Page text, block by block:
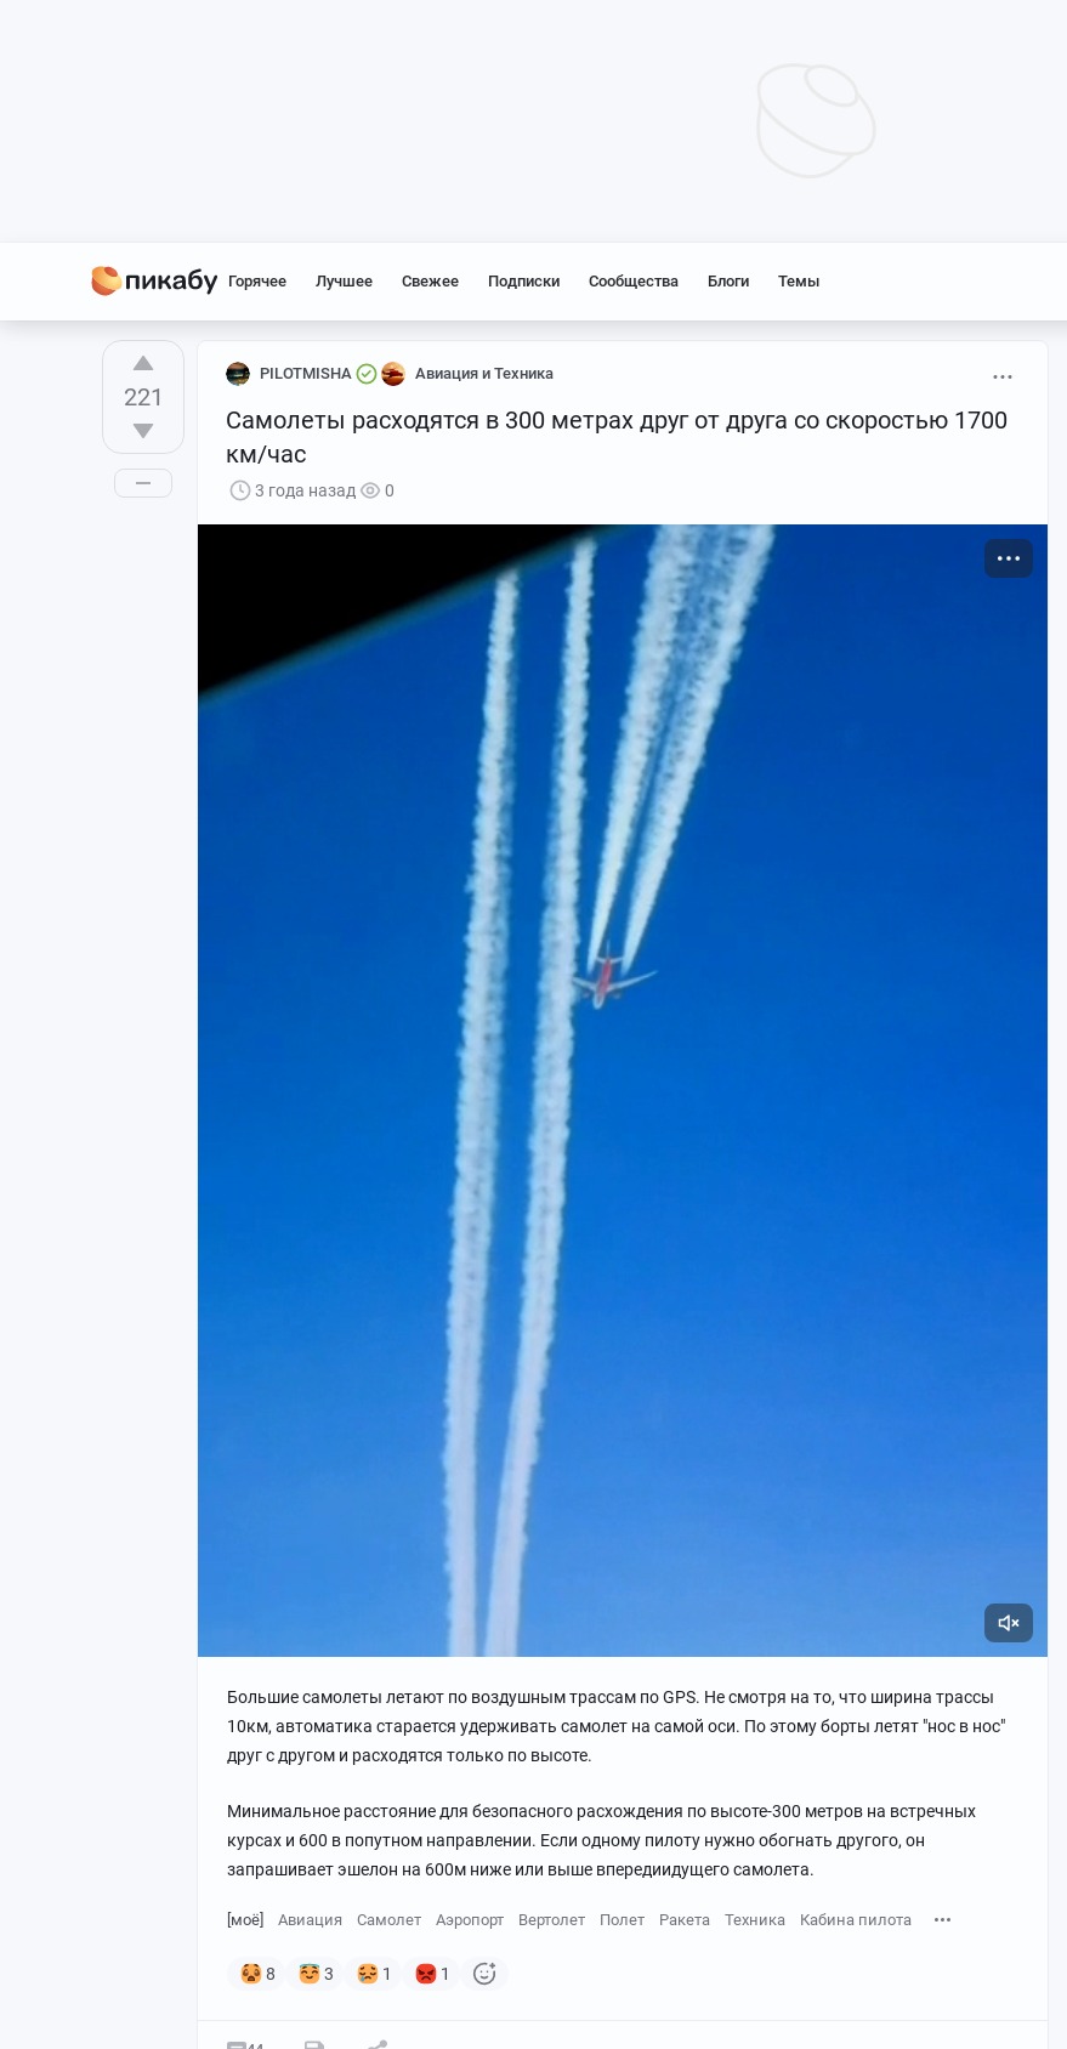
Горячее Лучшее Свежее Подписки Сообщества Блоги Темы
221
PILOTMISHA Авиация и Техника
Самолеты расходятся в 300 метрах друг от друга со скоростью 1700
км/час
3 года назад 0
Большие самолеты летают по воздушным трассам по GPS. Не смотря на то, что ширина трассы
10км, автоматика старается удерживать самолет на самой оси. По этому борты летят "нос в нос"
друг с другом и расходятся только по высоте.
Минимальное расстояние для безопасного расхождения по высоте-300 метров на встречных
курсах и 600 в попутном направлении. Если одному пилоту нужно обогнать другого, он
запрашивает эшелон на 600м ниже или выше впередиидущего самолета.
[моё] Авиация Самолет Аэропорт Вертолет Полет Ракета Техника Кабина пилота
8 3 1 1